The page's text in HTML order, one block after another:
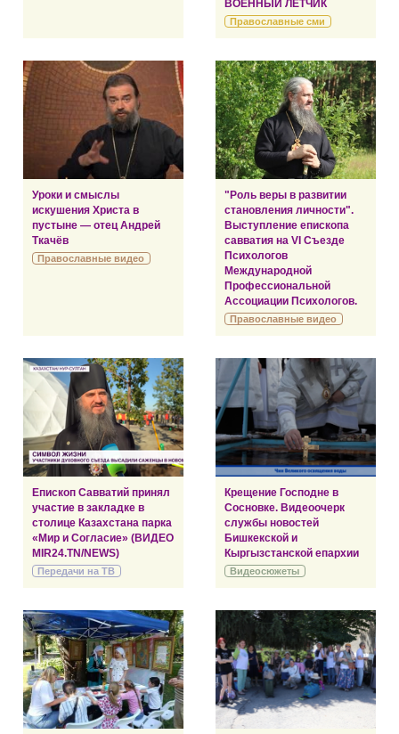
ВОЕННЫЙ ЛЕТЧИК
Православные сми
Уроки и смыслы
искушения Христа в
пустыне — отец Андрей
Ткачёв
Православные видео
"Роль веры в развитии
становления личности".
Выступление епископа
савватия на VI Съезде
Психологов
Международной
Профессиональной
Ассоциации Психологов.
Православные видео
Епископ Савватий принял
участие в закладке в
столице Казахстана парка
«Мир и Согласие» (ВИДЕО
MIR24.TN/NEWS)
Передачи на ТВ
Крещение Господне в
Сосновке. Видеоочерк
службы новостей
Бишкекской и
Кыргызстанской епархии
Видеосюжеты